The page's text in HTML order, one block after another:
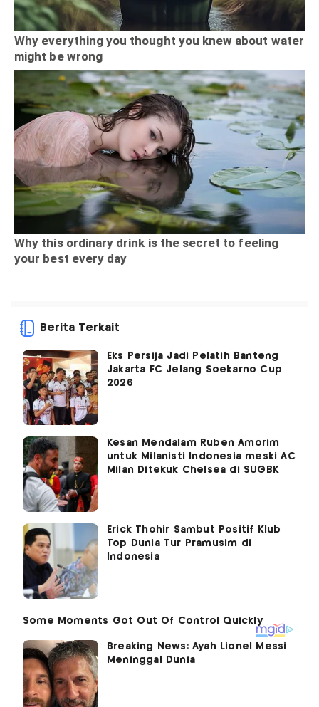
Berita Terkait
Eks Persija Jadi Pelatih Banteng
Jakarta FC Jelang Soekarno Cup
2026
Kesan Mendalam Ruben Amorim
untuk Milanisti Indonesia meski AC
Milan Ditekuk Chelsea di SUGBK
Erick Thohir Sambut Positif Klub
Top Dunia Tur Pramusim di
Indonesia
Breaking News: Ayah Lionel Messi
Meninggal Dunia